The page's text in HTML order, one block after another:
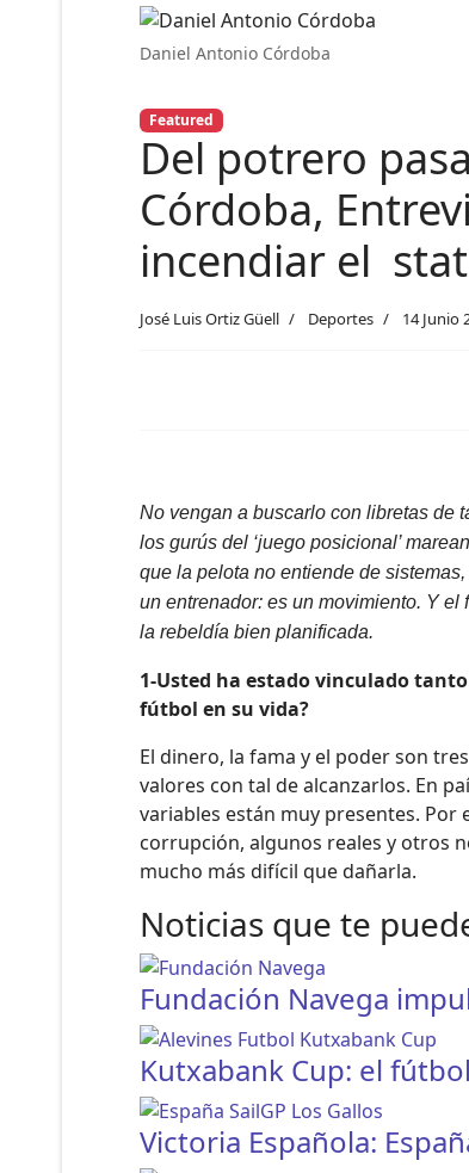
Daniel Antonio Córdoba
Featured
Del potrero
Córdoba,
incendiar el
José Luis Ortiz Güell Deportes 14 Junio
No vengan a buscarlo con libretas de
los gurús del ‘juego posicional’
que la pelota no entiende de
un entrenador: es un movimiento. Y
la rebeldía bien planificada.
1-Usted ha estado vinculado
fútbol en su vida?
El dinero, la fama y el poder son
valores con tal de alcanzarlos. En
variables están muy presentes. Por
corrupción, algunos reales y otros
mucho más difícil que dañarla.
Noticias que te
Fundación Navega
Kutxabank Cup: el
Victoria Española: